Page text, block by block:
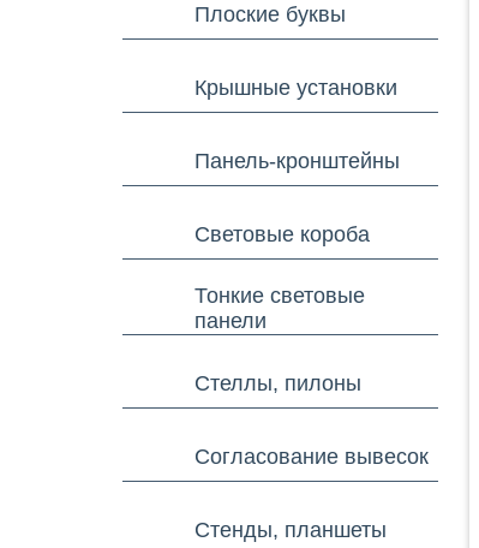
Плоские буквы
Крышные установки
Панель-кронштейны
Световые короба
Тонкие световые
панели
Стеллы, пилоны
Согласование вывесок
Стенды, планшеты